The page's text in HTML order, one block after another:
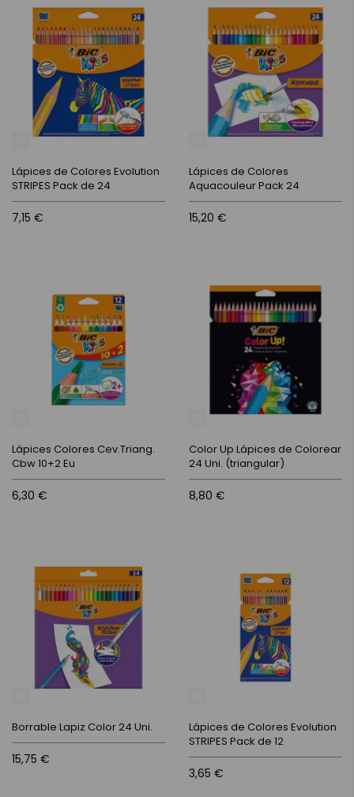
Lápices de Colores Evolution
STRIPES Pack de 24
7,15 €
Lápices de Colores
Aquacouleur Pack 24
15,20 €
Lápices Colores Cev.Triang.
Cbw 10+2 Eu
6,30 €
Color Up Lápices de Colorear
24 Uni. (triangular)
8,80 €
Borrable Lapiz Color 24 Uni.
15,75 €
Lápices de Colores Evolution
STRIPES Pack de 12
3,65 €